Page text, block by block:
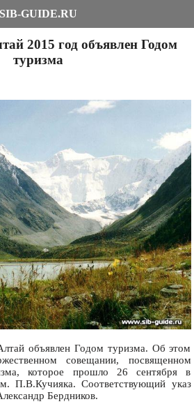
SIB-GUIDE.RU
2015 год объявлен Годом
туризма
объявлен Годом туризма. Об этом
совещании, посвященном
которое прошло 26 сентября в
П.В.Кучияка. Соответствующий указ
Бердников.